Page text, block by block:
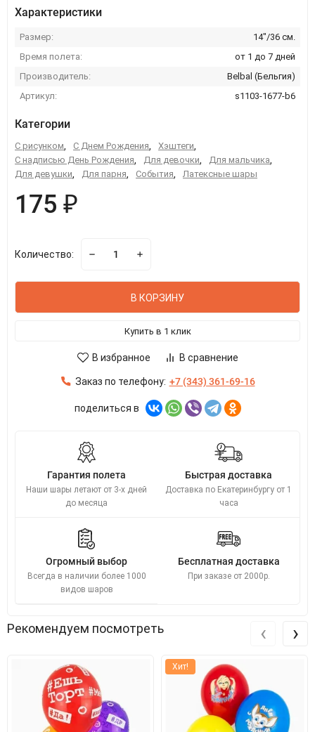
Характеристики
Размер:
14"/36 см.
Время полета:
от 1 до 7 дней
Производитель:
Belbal (Бельгия)
Артикул:
s1103-1677-b6
Категории
С рисунком, С Днем Рождения, Хэштеги,
С надписью День Рождения, Для девочки, Для мальчика,
Для девушки, Для парня, События, Латексные шары
175 ₽
Количество:
В КОРЗИНУ
Купить в 1 клик
В избранное В сравнение
Заказ по телефону: +7 (343) 361-69-16
поделиться в
Гарантия полета
Наши шары летают от 3-х дней
до месяца
Быстрая доставка
Доставка по Екатеринбургу от 1
часа
Огромный выбор
Всегда в наличии более 1000
видов шаров
Бесплатная доставка
При заказе от 2000р.
Рекомендуем посмотреть
Хит!
‹ ›